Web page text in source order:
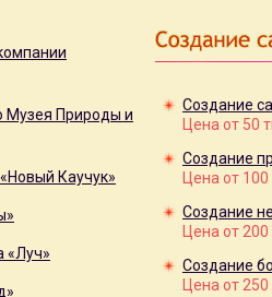
Музея Природы и
Каучук»
«Луч»
Создание
Цена от 50
Создание
Цена от
Создание
Цена от
Создание
Цена от